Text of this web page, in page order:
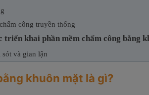
công truyền thống
triển khai phần mềm chấm công bằng
và gian lận
hình ảnh doanh nghiệp
khuôn mặt là gì?